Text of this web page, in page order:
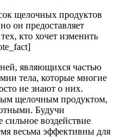
щелочных продуктов
он предоставляет
кто хочет изменить
являющихся частью
тела, которые многие
не знают о них.
щелочным продуктом,
Будучи
воздействие
весьма эффективны для